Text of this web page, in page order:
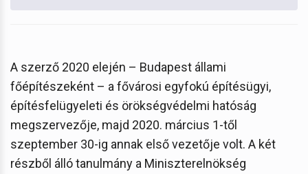
A szerző 2020 elején – Budapest állami
főépítészeként – a fővárosi egyfokú építésügyi,
építésfelügyeleti és örökségvédelmi hatóság
megszervezője, majd 2020. március 1-től
szeptember 30-ig annak első vezetője volt. A két
részből álló tanulmány a Miniszterelnökség